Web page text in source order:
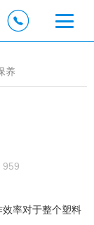
养
959
率对于整个塑料